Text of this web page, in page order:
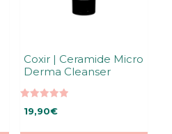
Coxir | Ceramide Micro
Derma Cleanser
5.00
5:stä
19,90€